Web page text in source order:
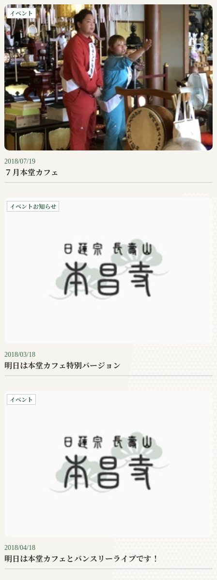
イベント
2018/07/19
７月本堂カフェ
イベントお知らせ
2018/03/18
明日は本堂カフェ特別バージョン
イベント
2018/04/18
明日は本堂カフェとバンスリーライブです！